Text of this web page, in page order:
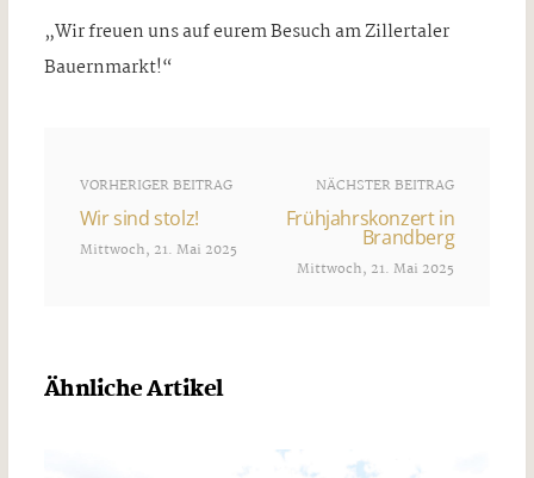
„Wir freuen uns auf eurem Besuch am Zillertaler
Bauernmarkt!“
VORHERIGER BEITRAG
Wir sind stolz!
Mittwoch, 21. Mai 2025
NÄCHSTER BEITRAG
Frühjahrskonzert in
Brandberg
Mittwoch, 21. Mai 2025
Ähnliche Artikel